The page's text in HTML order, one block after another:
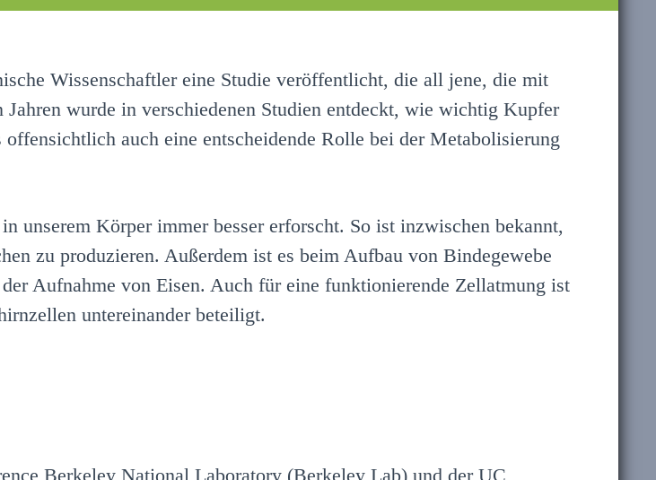
Wissenschaftler eine Studie veröffentlicht, die all jene, die mit
wurde in verschiedenen Studien entdeckt, wie wichtig Kupfer
auch eine entscheidende Rolle bei der Metabolisierung
unserem Körper immer besser erforscht. So ist inzwischen bekannt,
zu produzieren. Außerdem ist es beim Aufbau von Bindegewebe
Aufnahme von Eisen. Auch für eine funktionierende Zellatmung ist
untereinander beteiligt.
Berkeley National Laboratory (Berkeley Lab) und der UC